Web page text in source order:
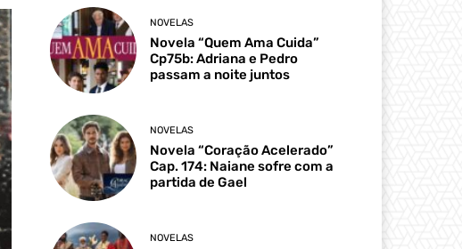
NOVELAS
Novela “Quem Ama Cuida”
Cp75b: Adriana e Pedro
passam a noite juntos
NOVELAS
Novela “Coração Acelerado”
Cap. 174: Naiane sofre com a
partida de Gael
NOVELAS